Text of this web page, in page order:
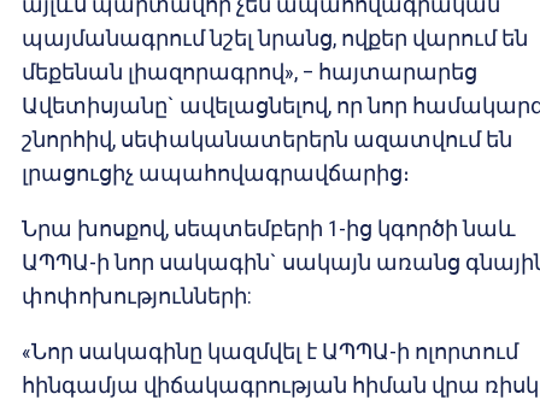
պայմանագրում նշել նրանց, ովքեր վարում են
մեքենան լիազորագրով», – հայտարարեց
Ավետիսյանը` ավելացնելով, որ նոր
շնորհիվ, սեփականատերերն ազատվում են
լրացուցիչ ապահովագրավճարից։
Նրա խոսքով, սեպտեմբերի 1-ից կգործի նաև
ԱՊՊԱ-ի նոր սակագին` սակայն առանց
փոփոխությունների:
«Նոր սակագինը կազմվել է ԱՊՊԱ-ի ոլորտում
հինգամյա վիճակագրության հիման վրա